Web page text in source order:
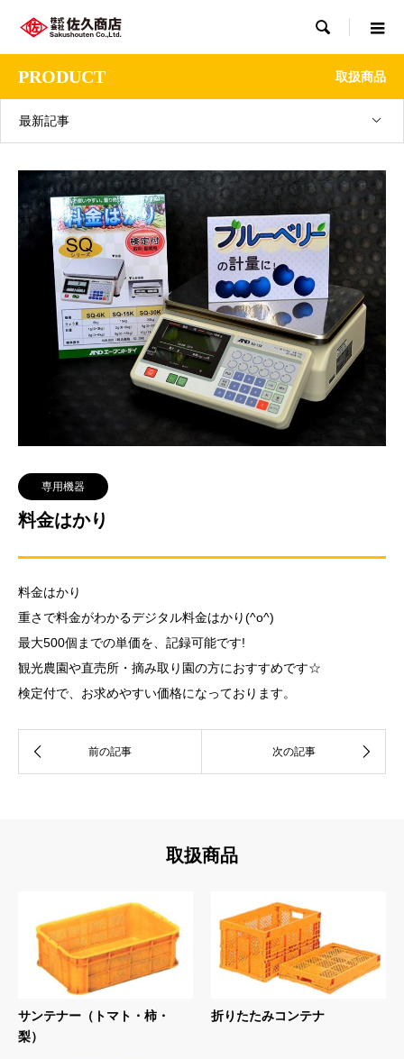

PRODUCT 取扱商品
最新記事
専用機器
料金はかり
料金はかり
重さで料金がわかるデジタル料金はかり(^o^)
最大500個までの単価を、記録可能です!
観光農園や直売所・摘み取り園の方におすすめです☆
検定付で、お求めやすい価格になっております。
取扱商品
サンテナー（トマト・柿・
梨）
折りたたみコンテナ